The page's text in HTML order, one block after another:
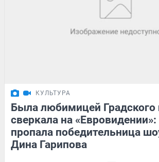
КУЛЬТУРА
Была любимицей Градского
сверкала на «Евровидении»:
пропала победительница
Дина Гарипова